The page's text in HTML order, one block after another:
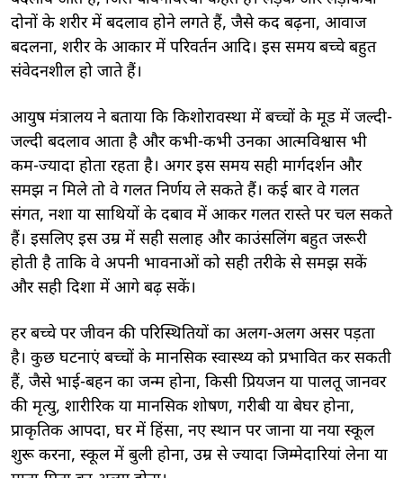
दोनों के शरीर में बदलाव होने लगते हैं, जैसे कद बढ़ना, आवाज
बदलना, शरीर के आकार में परिवर्तन आदि। इस समय बच्चे बहुत
संवेदनशील हो जाते हैं।
आयुष मंत्रालय ने बताया कि किशोरावस्था में बच्चों के मूड में जल्दी-
जल्दी बदलाव आता है और कभी-कभी उनका आत्मविश्वास भी
कम-ज्यादा होता रहता है। अगर इस समय सही मार्गदर्शन और
समझ न मिले तो वे गलत निर्णय ले सकते हैं। कई बार वे गलत
संगत, नशा या साथियों के दबाव में आकर गलत रास्ते पर चल सकते
हैं। इसलिए इस उम्र में सही सलाह और काउंसलिंग बहुत जरूरी
होती है ताकि वे अपनी भावनाओं को सही तरीके से समझ सकें
और सही दिशा में आगे बढ़ सकें।
हर बच्चे पर जीवन की परिस्थितियों का अलग-अलग असर पड़ता
है। कुछ घटनाएं बच्चों के मानसिक स्वास्थ्य को प्रभावित कर सकती
हैं, जैसे भाई-बहन का जन्म होना, किसी प्रियजन या पालतू जानवर
की मृत्यु, शारीरिक या मानसिक शोषण, गरीबी या बेघर होना,
प्राकृतिक आपदा, घर में हिंसा, नए स्थान पर जाना या नया स्कूल
शुरू करना, स्कूल में बुली होना, उम्र से ज्यादा जिम्मेदारियां लेना या